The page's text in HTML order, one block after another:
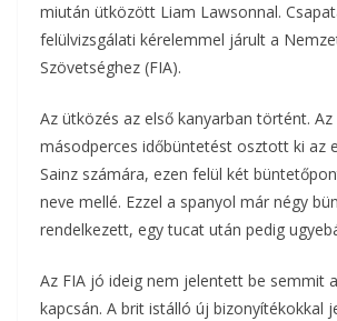
miután ütközött Liam Lawsonnal.
felülvizsgálati kérelemmel járult a
Szövetséghez (FIA).
Az ütközés az első kanyarban történt. Az
másodperces időbüntetést osztott ki az
Sainz számára, ezen felül két
neve mellé. Ezzel a spanyol már négy
rendelkezett, egy tucat után pedig
Az FIA jó ideig nem jelentett be semmit
kapcsán. A brit istálló új bizonyítékokkal